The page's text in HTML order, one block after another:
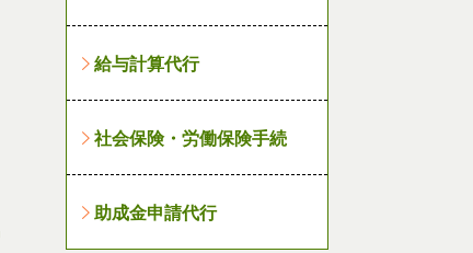
給与計算代行
社会保険・労働保険手続
助成金申請代行